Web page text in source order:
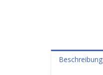
Beschreibung